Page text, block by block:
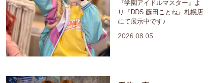
『学園アイドルマスター』よ
り『DDS 藤田ことね』札幌店
にて展示中です♪
2026.08.05